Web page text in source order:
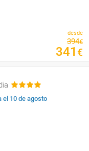
desde
394€
341 €
el 10 de agosto